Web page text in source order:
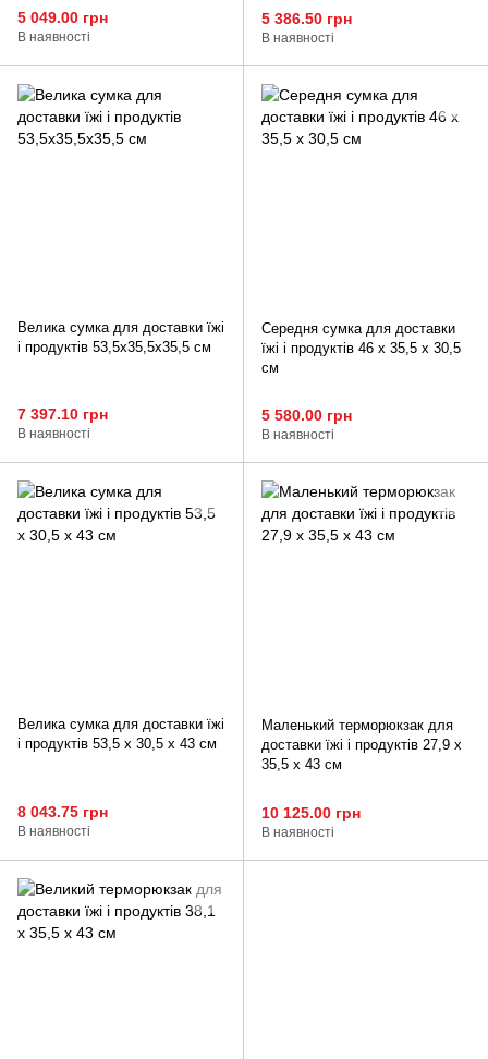
5 049.00 грн
В наявності
5 386.50 грн
В наявності
Велика сумка для доставки їжі
і продуктів 53,5х35,5х35,5 см
7 397.10 грн
В наявності
Середня сумка для доставки
їжі і продуктів 46 x 35,5 x 30,5
см
5 580.00 грн
В наявності
Велика сумка для доставки їжі
і продуктів 53,5 x 30,5 x 43 см
8 043.75 грн
В наявності
Маленький терморюкзак для
доставки їжі і продуктів 27,9 x
35,5 x 43 см
10 125.00 грн
В наявності